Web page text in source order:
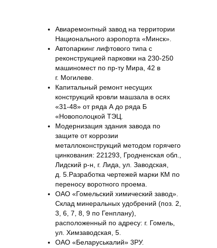
Авиаремонтный завод на территории
Национального аэропорта «Минск».
Автопаркинг лифтового типа с
реконструкцией парковки на 230-250
машиномест по пр‑ту Мира, 42 в
г. Могилеве.
Капитальный ремонт несущих
конструкций кровли машзала в осях
«31-48» от ряда А до ряда Б
«Новополоцкой ТЭЦ.
Модернизация здания завода по
защите от коррозии
металлоконструкций методом горячего
цинкования: 221293, Гродненская обл.,
Лидский р-н, г. Лида, ул. Заводская,
д. 5.Разработка чертежей марки КМ по
переносу воротного проема.
ОАО «Гомельский химический завод».
Склад минеральных удобрений (поз. 2,
3, 6, 7, 8, 9 по Генплану),
расположенный по адресу: г. Гомель,
ул. Химзаводская, 5.
ОАО «Беларуськалий» 3РУ.